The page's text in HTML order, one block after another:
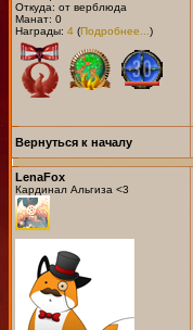
Откуда: от верблюда
Манат: 0
Награды: 4 (Подробнее... )
Вернуться к началу
LenaFox
Кардинал Альгиза <3